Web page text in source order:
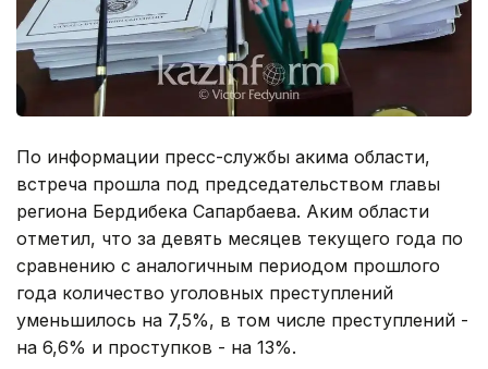
По информации пресс-службы акима области,
встреча прошла под председательством главы
региона Бердибека Сапарбаева. Аким области
отметил, что за девять месяцев текущего года по
сравнению с аналогичным периодом прошлого
года количество уголовных преступлений
уменьшилось на 7,5%, в том числе преступлений -
на 6,6% и проступков - на 13%.